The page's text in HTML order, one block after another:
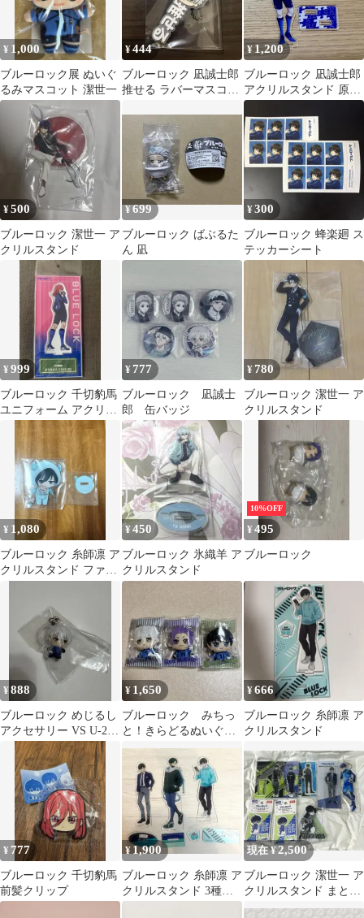
¥ 1,000
ブルーロック展 ぬいぐ
るみマスコット 潔世一
¥444
ブルーロック 凪誠士郎
推せる ラバーマスコッ
¥ 1,200
ブルーロック 凪誠士郎
アクリルスタンド 原作
絵
¥500
ブルーロック 潔世一 ア
クリルスタンド
¥699
ブルーロック ばぶるた
ん 凪
¥300
ブルーロック 蜂楽廻 ス
テッカーシート
¥999
ブルーロック 千切豹馬
ユニフォーム アクリル
スタンド
¥777
ブルーロック 凪誠士
郎 缶バッジ
¥780
ブルーロック 潔世一 ア
クリルスタンド
¥ 1,080
ブルーロック 糸師凛 ア
クリルスタンド ファボ
¥450
ブルーロック 氷織羊 ア
クリルスタンド
10%OFF
¥495
ブルーロック
¥888
ブルーロック めじるし
アクセサリー VS U-20
JAPAN 凪 誠士郎
¥ 1,650
ブルーロック みちっ
と！きらどるぬいぐる
み 凪 玲王 潔
¥666
ブルーロック 糸師凛 ア
クリルスタンド
¥ 777
ブルーロック 千切豹馬
前髪クリップ
¥ 1,900
ブルーロック 糸師凛 ア
クリルスタンド 3種セ
ット
現在 ¥2,500
ブルーロック 潔世一 ア
クリルスタンド まとめ
売り